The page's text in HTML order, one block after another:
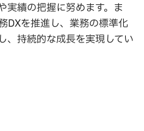
実績の把握に努めます。ま
DXを推進し、業務の標準化
、持続的な成長を実現してい